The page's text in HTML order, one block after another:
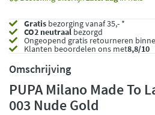
Gratis bezorging vanaf 35,- *
CO2 neutraalbezorgd
Ongeopend gratis retourneren
Klanten beoordelen ons met8,8/10
Omschrijving
PUPA Milano Made To
003 Nude Gold